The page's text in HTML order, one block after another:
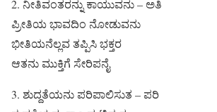
2. ನೀತಿವಂತರನ್ನು ಕಾಯುವನು – ಅತಿ
ಪ್ರೀತಿಯ ಭಾವದಿಂ ನೋಡುವನು
ಭೀತಿಯನೆಲ್ಲವ ತಪ್ಪಿಸಿ ಭಕ್ತರ
ಆತನು ಮುಕ್ತಿಗೆ ಸೇರಿಪನೈ
3. ಶುದ್ದತೆಯನು ಪರಿಪಾಲಿಸುತ – ಪರಿ